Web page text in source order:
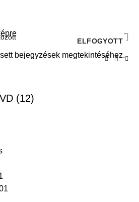
ELFOGYOTT
(12)
bejegyzések megtekintéséhez.